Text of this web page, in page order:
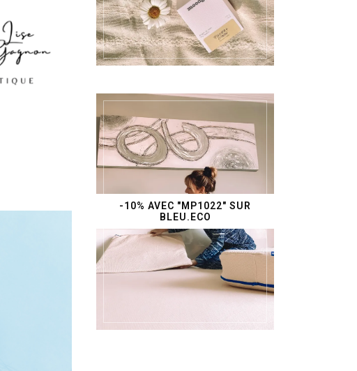
-10% AVEC "MP1022" SUR
BLEU.ECO